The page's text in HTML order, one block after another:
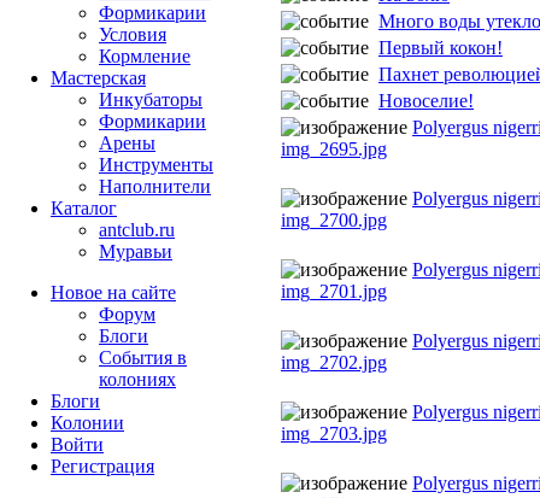
Много воды утекло
Первый кокон!
Пахнет
Новоселие!
Polyergus
img_2695.jpg
Polyergus
img_2700.jpg
Polyergus
img_2701.jpg
Polyergus
img_2702.jpg
Polyergus
img_2703.jpg
Polyergus
Формикарии
Условия
Кормление
Мастерская
Инкубаторы
Формикарии
Арены
Инструменты
Наполнители
Каталог
antclub.ru
Муравьи
Новое на сайте
Форум
Блоги
События в
колониях
Блоги
Колонии
Войти
Peгиcтpaция